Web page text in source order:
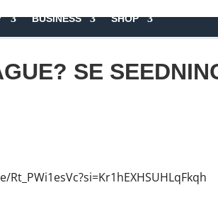
BUSINESS SHOP
SE